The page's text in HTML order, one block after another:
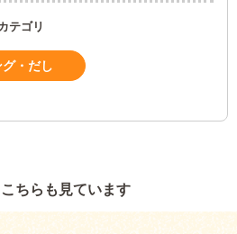
テゴリ
・だし
ちらも見ています